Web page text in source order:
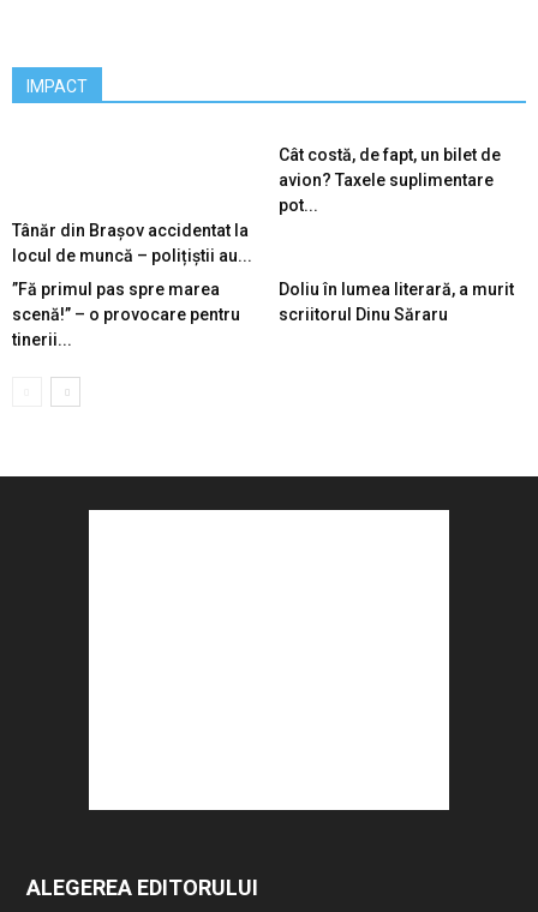
IMPACT
Tânăr din Brașov accidentat la
locul de muncă – polițiștii au...
Cât costă, de fapt, un bilet de
avion? Taxele suplimentare
pot...
”Fă primul pas spre marea
scenă!” – o provocare pentru
tinerii...
Doliu în lumea literară, a murit
scriitorul Dinu Săraru
ALEGEREA EDITORULUI